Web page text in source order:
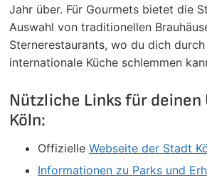
Jahr über. Für Gourmets bietet die
Auswahl von traditionellen
Sternerestaurants, wo du dich
internationale Küche schlemmen
Nützliche Links für deinen
Köln:
Offizielle Webseite der Stadt
Informationen zu Parks und